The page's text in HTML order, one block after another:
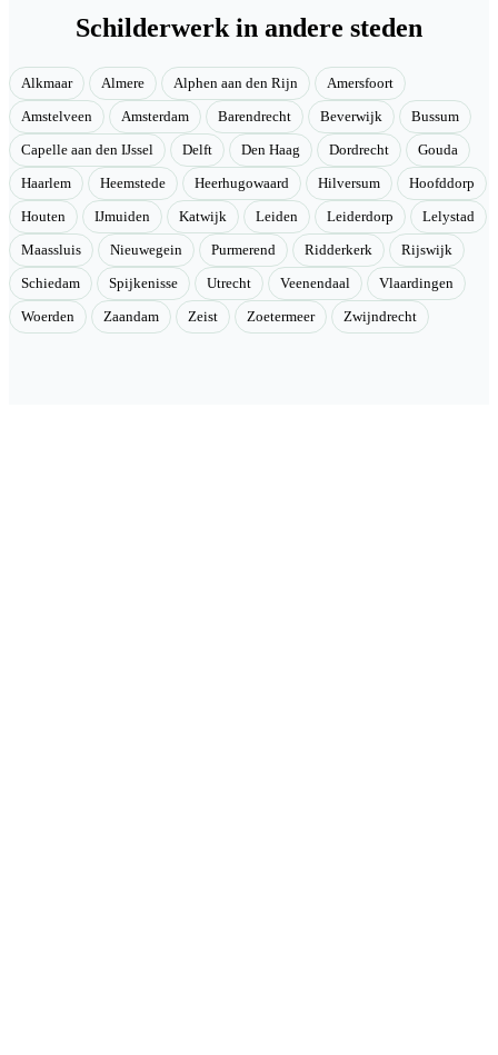
Schilderwerk in andere steden
Alkmaar Almere Alphen aan den Rijn Amersfoort
Amstelveen Amsterdam Barendrecht Beverwijk Bussum
Capelle aan den IJssel Delft Den Haag Dordrecht Gouda
Haarlem Heemstede Heerhugowaard Hilversum Hoofddorp
Houten IJmuiden Katwijk Leiden Leiderdorp Lelystad
Maassluis Nieuwegein Purmerend Ridderkerk Rijswijk
Schiedam Spijkenisse Utrecht Veenendaal Vlaardingen
Woerden Zaandam Zeist Zoetermeer Zwijndrecht